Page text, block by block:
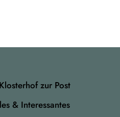
zur Post
& Interessantes